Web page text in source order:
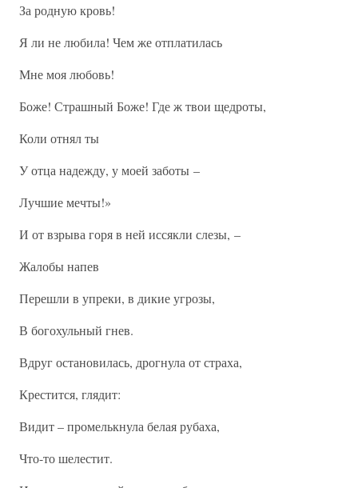
За родную кровь!
Я ли не любила! Чем же отплатилась
Мне моя любовь!
Боже! Страшный Боже! Где ж твои щедроты,
Коли отнял ты
У отца надежду, у моей заботы –
Лучшие мечты!»
И от взрыва горя в ней иссякли слезы, –
Жалобы напев
Перешли в упреки, в дикие угрозы,
В богохульный гнев.
Вдруг остановилась, дрогнула от страха,
Крестится, глядит:
Видит – промелькнула белая рубаха,
Что-то шелестит.